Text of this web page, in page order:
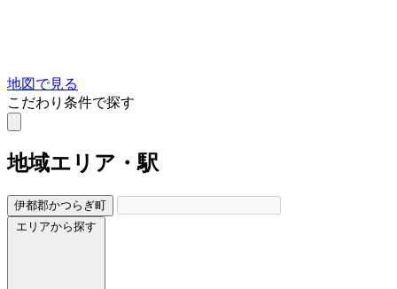
地図で見る
こだわり条件で探す
地域エリア・駅
伊都郡かつらぎ町
エリアから探す